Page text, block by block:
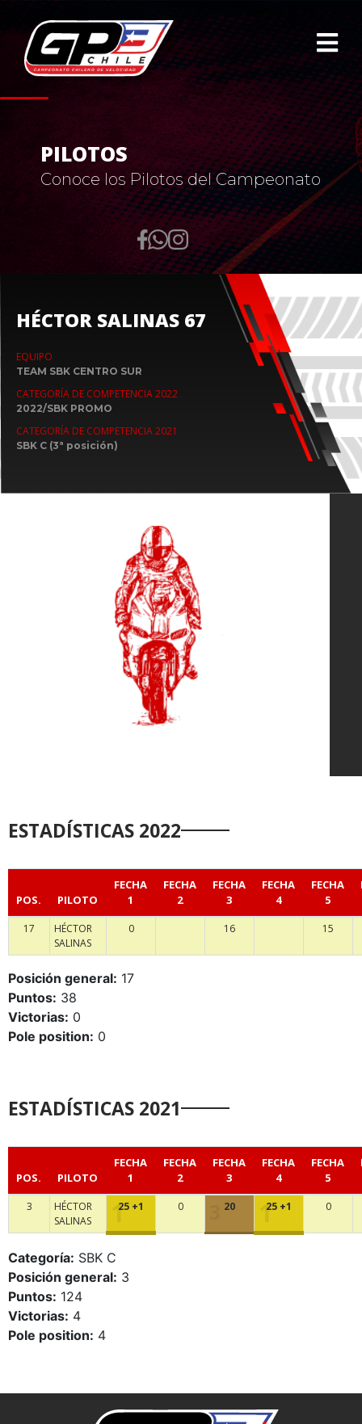
PILOTOS
Conoce los Pilotos del Campeonato
HÉCTOR SALINAS 67
EQUIPO
TEAM SBK CENTRO SUR
CATEGORÍA DE COMPETENCIA 2022
2022/SBK PROMO
CATEGORÍA DE COMPETENCIA 2021
SBK C (3ª posición)
ESTADÍSTICAS 2022
POS. PILOTO
FECHA
1
FECHA
2
FECHA
3
FECHA
4
FECHA
5
17
HÉCTOR
SALINAS
0 16 15
Posición general: 17
Puntos: 38
Victorias: 0
Pole position: 0
ESTADÍSTICAS 2021
POS. PILOTO
FECHA
1
FECHA
2
FECHA
3
FECHA
4
FECHA
5
3
HÉCTOR
SALINAS
25 +1 0 20 25 +1 0
Categoría: SBK C
Posición general: 3
Puntos: 124
Victorias: 4
Pole position: 4